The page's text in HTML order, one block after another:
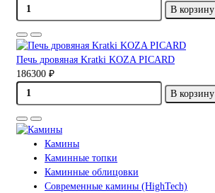
В корзину
Печь дровяная Kratki KOZA PICARD
186300 ₽
В корзину
Камины
Каминные топки
Каминные облицовки
Современные камины (HighTech)